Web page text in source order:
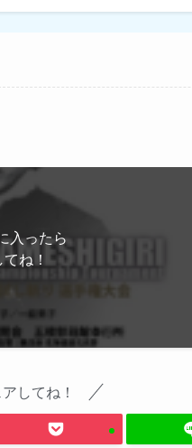
入ったら
ね！
してね！